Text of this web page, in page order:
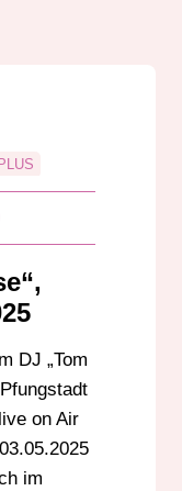
DJ „Tom
on Air
im